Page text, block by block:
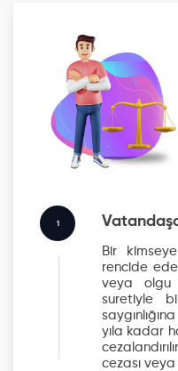
1
Bir
rencide
veya olgu
suretiyle
yıla kadar
cezası